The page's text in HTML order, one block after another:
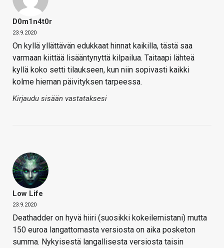
D0m1n4t0r
23.9.2020
On kyllä yllättävän edukkaat hinnat kaikilla, tästä saa
varmaan kiittää lisääntynyttä kilpailua. Taitaapi lähteä
kyllä koko setti tilaukseen, kun niin sopivasti kaikki
kolme hieman päivityksen tarpeessa.
Kirjaudu sisään vastataksesi
Low Life
23.9.2020
Deathadder on hyvä hiiri (suosikki kokeilemistani) mutta
150 euroa langattomasta versiosta on aika posketon
summa. Nykyisestä langallisesta versiosta taisin